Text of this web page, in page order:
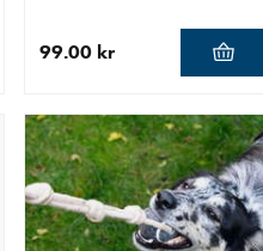
99.00 kr